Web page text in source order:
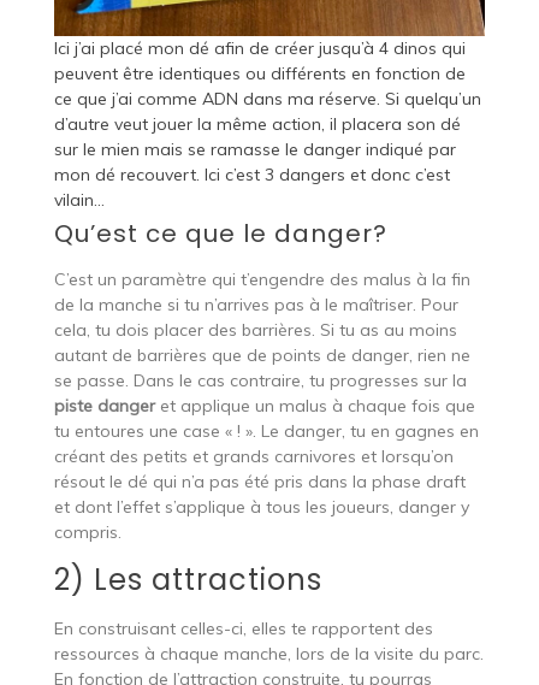
Ici j’ai placé mon dé afin de créer jusqu’à 4 dinos qui
peuvent être identiques ou différents en fonction de
ce que j’ai comme ADN dans ma réserve. Si quelqu’un
d’autre veut jouer la même action, il placera son dé
sur le mien mais se ramasse le danger indiqué par
mon dé recouvert. Ici c’est 3 dangers et donc c’est
vilain…
Qu’est ce que le danger?
C’est un paramètre qui t’engendre des malus à la fin
de la manche si tu n’arrives pas à le maîtriser. Pour
cela, tu dois placer des barrières. Si tu as au moins
autant de barrières que de points de danger, rien ne
se passe. Dans le cas contraire, tu progresses sur la
piste dangeret applique un malus à chaque fois que
tu entoures une case « ! ». Le danger, tu en gagnes en
créant des petits et grands carnivores et lorsqu’on
résout le dé qui n’a pas été pris dans la phase draft
et dont l’effet s’applique à tous les joueurs, danger y
compris.
2) Les attractions
En construisant celles-ci, elles te rapportent des
ressources à chaque manche, lors de la visite du parc.
En fonction de l’attraction construite, tu pourras